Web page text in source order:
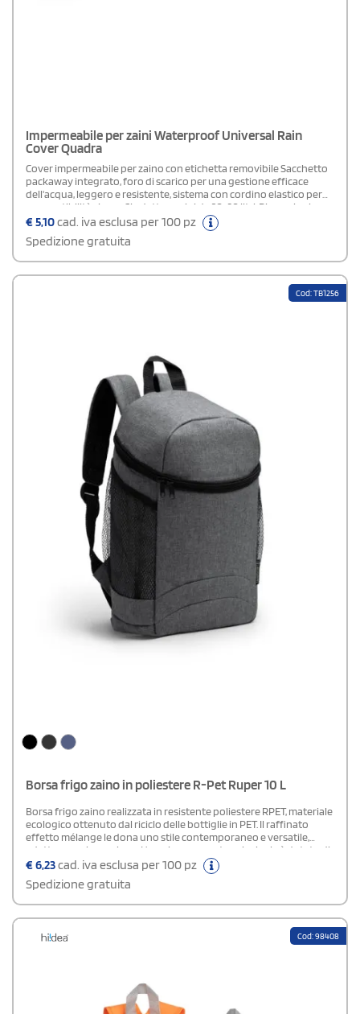
Impermeabile per zaini Waterproof Universal Rain
Cover Quadra
Cover impermeabile per zaino con etichetta removibile Sacchetto
packaway integrato, foro di scarico per una gestione efficace
dell'acqua, leggero e resistente, sistema con cordino elastico per
una vestibilità sicura. Si adatta a zaini da 20-30 litri. Dimensioni:
31x48x20 cm.
€5,10cad. iva esclusa per 100 pz
Spedizione gratuita
Cod: TB1256
Borsa frigo zaino in poliestere R-Pet Ruper 10 L
Borsa frigo zaino realizzata in resistente poliestere RPET, materiale
ecologico ottenuto dal riciclo delle bottiglie in PET. Il raffinato
effetto mélange le dona uno stile contemporaneo e versatile,
adatto a ogni occasione. L’ampio scomparto principale è dotato di
una fodera isotermica di alta qualità che mantiene cibi e bevande
alla temperatura ideale per molte ore. Combina funzionalità,
sostenibilità e design elegante.
€6,23cad. iva esclusa per 100 pz
Spedizione gratuita
Cod: 98408